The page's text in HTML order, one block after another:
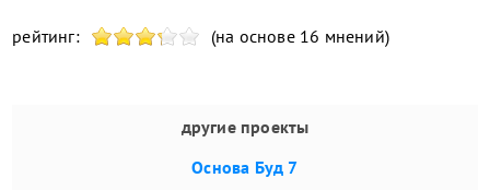
рейтинг: (на основе 16 мнений)
другие проекты
Основа Буд 7